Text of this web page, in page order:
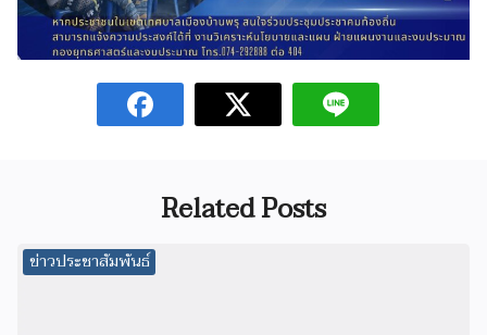
Related Posts
ข่าวประชาสัมพันธ์